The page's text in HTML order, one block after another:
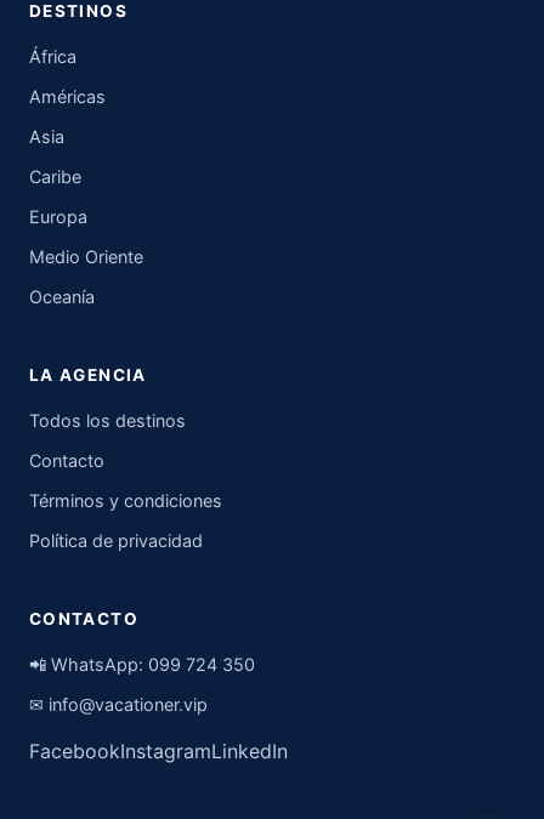
DESTINOS
África
Américas
Asia
Caribe
Europa
Medio Oriente
Oceanía
LA AGENCIA
Todos los destinos
Contacto
Términos y condiciones
Política de privacidad
CONTACTO
📲 WhatsApp: 099 724 350
✉ info@vacationer.vip
FacebookInstagramLinkedIn